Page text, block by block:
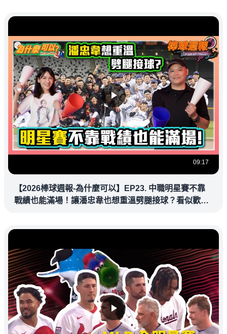
09:17
【2026棒球週報-為什麼可以】EP23. 中職明星賽不靠
戰績也能滿場！讓潘忠韋也想重溫劈腿接球？看似歡樂